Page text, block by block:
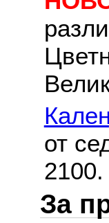
от
2100.
За